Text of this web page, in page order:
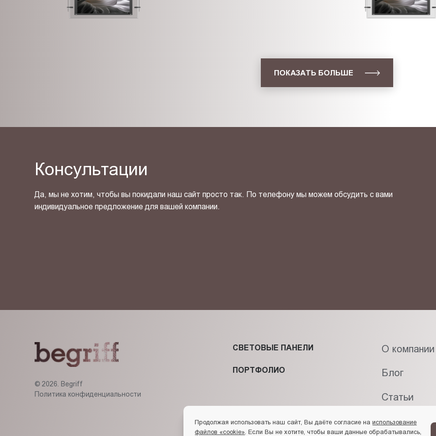
ПОКАЗАТЬ БОЛЬШЕ
Консультации
Да, мы не хотим, чтобы вы покидали наш сайт просто так. По телефону мы можем обсудить с вами
индивидуальное предложение для вашей компании.
© 2026. Begriff
Политика конфиденциальности
СВЕТОВЫЕ ПАНЕЛИ
ПОРТФОЛИО
О компании
Блог
Статьи
Контакты
Продолжая использовать наш сайт, Вы даёте согласие наиспользование
файлов «cookie» . Если Вы не хотите, чтобы ваши данные обрабатывались,